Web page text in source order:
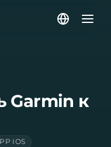
Garmin к
IOS